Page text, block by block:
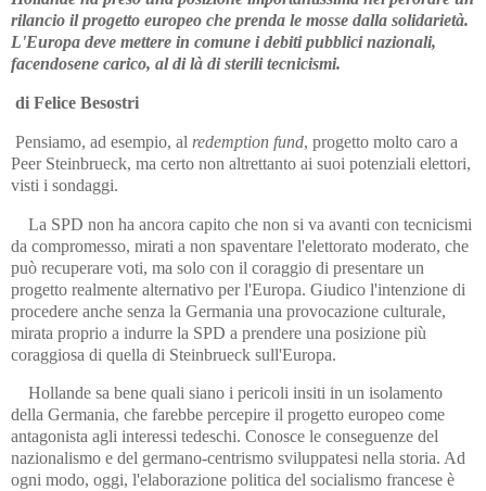
rilancio il progetto europeo che prenda le mosse dalla solidarietà.
L'Europa deve mettere in comune i debiti pubblici nazionali,
facendosene carico, al di là di sterili tecnicismi.
di Felice Besostri
Pensiamo, ad esempio, al redemption fund, progetto molto caro a
Peer Steinbrueck, ma certo non altrettanto ai suoi potenziali elettori,
visti i sondaggi.
La SPD non ha ancora capito che non si va avanti con tecnicismi
da compromesso, mirati a non spaventare l'elettorato moderato, che
può recuperare voti, ma solo con il coraggio di presentare un
progetto realmente alternativo per l'Europa. Giudico l'intenzione di
procedere anche senza la Germania una provocazione culturale,
mirata proprio a indurre la SPD a prendere una posizione più
coraggiosa di quella di Steinbrueck sull'Europa.
Hollande sa bene quali siano i pericoli insiti in un isolamento
della Germania, che farebbe percepire il progetto europeo come
antagonista agli interessi tedeschi. Conosce le conseguenze del
nazionalismo e del germano-centrismo sviluppatesi nella storia. Ad
ogni modo, oggi, l'elaborazione politica del socialismo francese è